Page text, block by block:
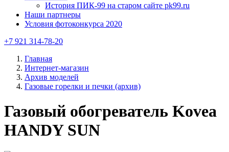
История ПИК-99 на старом сайте pk99.ru
Наши партнеры
Условия фотоконкурса 2020
+7 921 314-78-20
Главная
Интернет-магазин
Архив моделей
Газовые горелки и печки (архив)
Газовый обогреватель Kovea
HANDY SUN